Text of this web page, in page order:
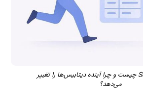
Serverless SQL چیست و چرا آینده دیتابیس‌ها را تغییر
می‌دهد؟